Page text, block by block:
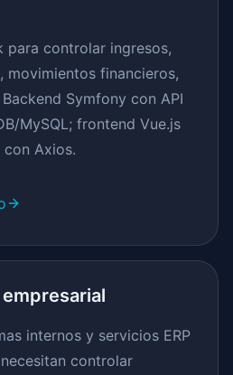
para controlar ingresos,
movimientos financieros,
Symfony con API
MySQL; frontend Vue.js
con Axios.
internos y servicios ERP
controlar